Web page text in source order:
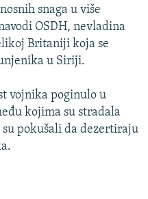
snaga u više
OSDH, nevladina
Britaniji koja se
u Siriji.
vojnika poginulo u
kojima su stradala
pokušali da dezertiraju